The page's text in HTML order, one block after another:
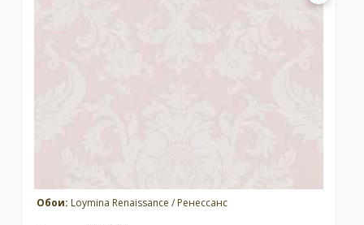
Обои: Loymina Renaissance / Ренессанс